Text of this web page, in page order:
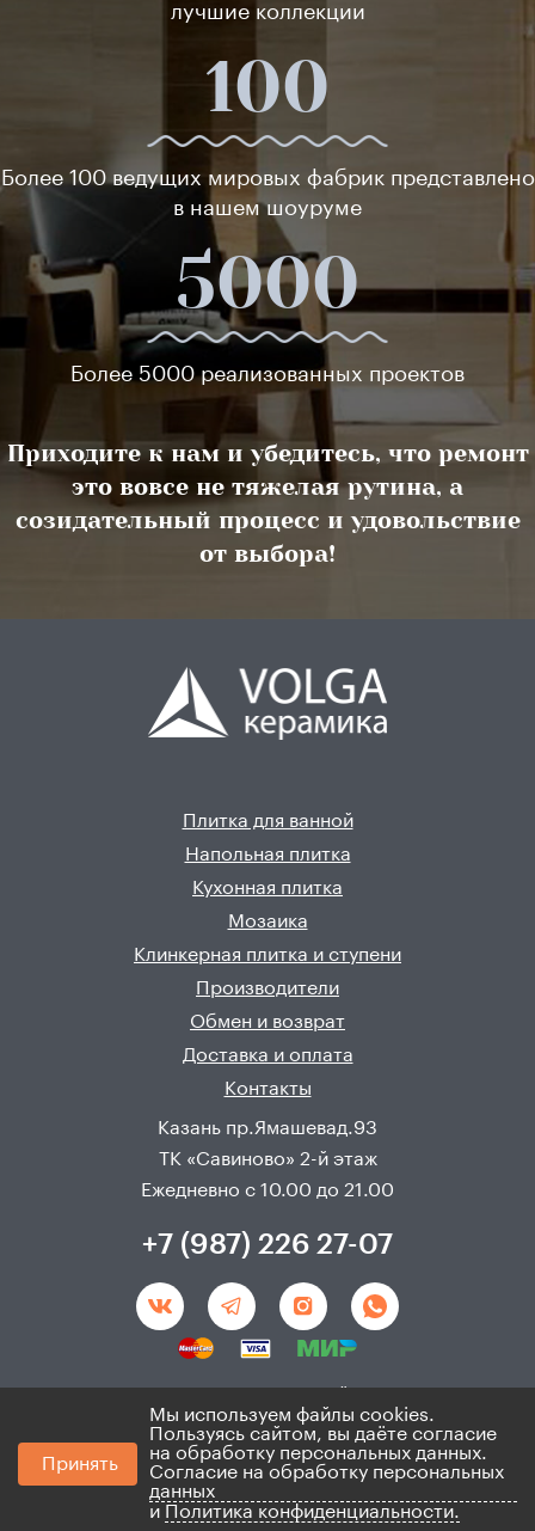
лучшие коллекции
100
Более 100 ведущих мировых фабрик представлено
в нашем шоуруме
5000
Более 5000 реализованных проектов
Приходите к нам и убедитесь, что ремонт
это вовсе не тяжелая рутина, а
созидательный процесс и удовольствие
от выбора!
Плитка для ванной
Напольная плитка
Кухонная плитка
Мозаика
Клинкерная плитка и ступени
Производители
Обмен и возврат
Доставка и оплата
Контакты
Казань пр.Ямашевад.93
ТК «Савиново» 2-й этаж
Ежедневно с 10.00 до 21.00
+7 (987) 226 27-07
© 2008 - 2026. ИП Хадыев Р.И.(ИНН 166010471459). Не
является публичной офертой.
Политика по персональным данным и согласие на
ихобработку
Принять
Мы используем файлы cookies.
Пользуясь сайтом, вы даёте согласие
на обработку персональных данных.
Согласие на обработку персональных
данных
и Политика конфиденциальности.